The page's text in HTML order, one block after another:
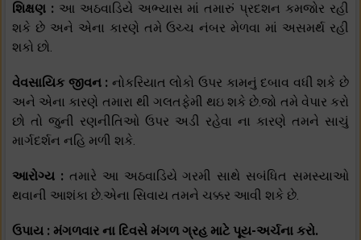
શિક્ષણ : આ અઠવાડિયે અભ્યાસ માં તમારું પ્રદશન કમજોર રહી
શકે છે અને એના કારણે તમે ઉચ્ચ નંબર મેળવા માં અસમર્થ રહી
શકો છો.
વેવસાયિક જીવન : નોકરિયાત લોકો ઉપર કામનું દબાવ વધી શકે છે
અને એના કારણે તમારા થી ગલતફેમી થઇ શકે છે.જો તમે વેપાર કરો
છો તો જુની રણનીતિઓ ઉપર અડી રહેવા ના કારણે તમને સાચું
માર્ગદર્શન નહિ મળી શકે.
આરોગ્ય : તમારે આ અઠવાડિયે ગરમી સાથે સબંધિત સમસ્યાઓ
થવાની આશંકા છે.એના સિવાય તમને ચક્કર આવી શકે છે.
ઉપાય : મંગળવાર ના દિવસે મંગળ ગ્રહ માટે પૂય-અર્ચના કરો.